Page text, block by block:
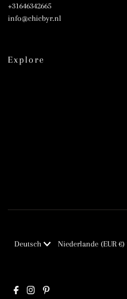
+31646342665
info@chicbyr.nl
Explore
Deutsch Niederlande (EUR €)